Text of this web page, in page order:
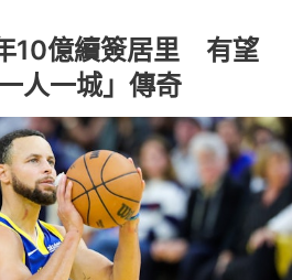
10億續簽居里 有望
人一城」傳奇